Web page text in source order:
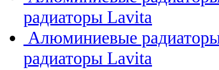
радиаторы Lavita
Алюминиевые
радиаторы Lavita